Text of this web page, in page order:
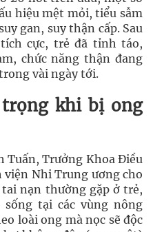
hiệu mệt mỏi, tiểu sẫm
gan, suy thận cấp. Sau
cực, trẻ đã tỉnh táo,
chức năng thận đang
vài ngày tới.
khi bị ong
Tuấn, Trưởng Khoa Điều
Nhi Trung ương cho
nạn thường gặp ở trẻ,
tại các vùng nông
loài ong mà nọc sẽ độc